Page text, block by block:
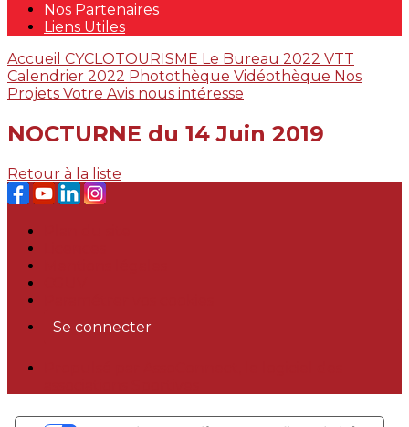
Nos Partenaires
Liens Utiles
Accueil CYCLOTOURISME Le Bureau 2022 VTT
Calendrier 2022 Photothèque Vidéothèque Nos
Projets Votre Avis nous intéresse
NOCTURNE du 14 Juin 2019
Retour à la liste
Se connecter